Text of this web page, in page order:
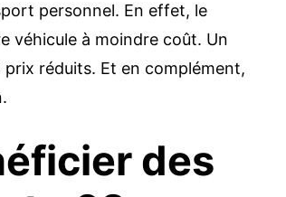
personnel. En effet, le
véhicule à moindre coût. Un
réduits. Et en complément,
des